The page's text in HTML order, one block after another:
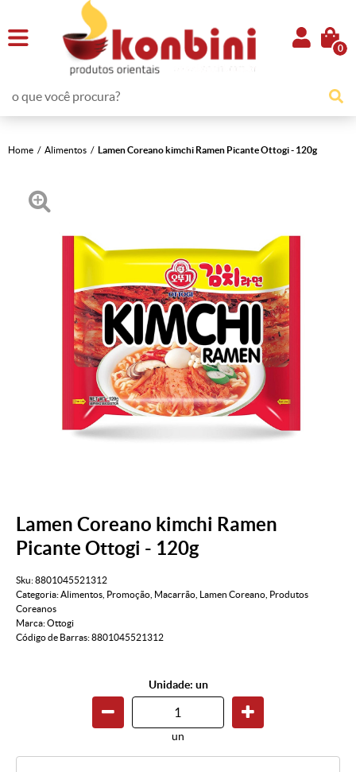
0
Home Alimentos Lamen Coreano kimchi Ramen Picante Ottogi - 120g
Lamen Coreano kimchi Ramen
Picante Ottogi - 120g
Sku:8801045521312
Categoria:Alimentos Promoção Macarrão Lamen Coreano Produtos
Coreanos
Marca:Ottogi
Código de Barras:8801045521312
Unidade: un
un